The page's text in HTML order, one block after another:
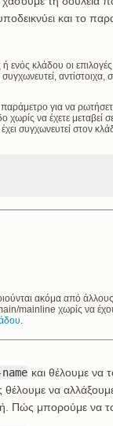
και το
ενός κλάδου οι επιλογές
συγχωνευτεί, αντίστοιχα,
για να
να έχετε μεταβεί
συγχωνευτεί στον
ακόμα από
mainline χωρίς να
.
και θέλουμε να
θέλουμε να
Πώς μπορούμε να